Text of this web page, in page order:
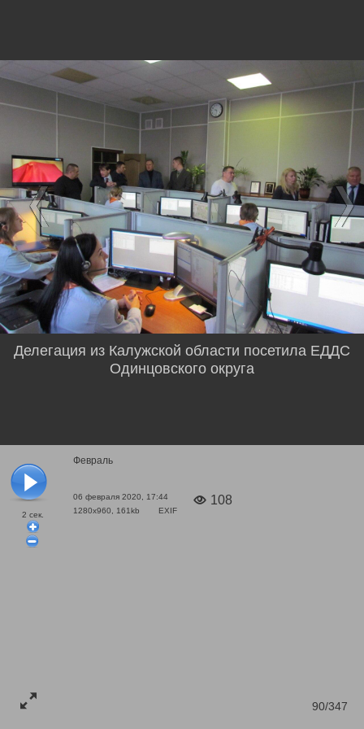
2 сек.
Февраль
06 февраля 2020, 17:44
1280x960, 161kb
EXIF
108
90/347
Делегация из Калужской области посетила ЕДДС
Одинцовского округа